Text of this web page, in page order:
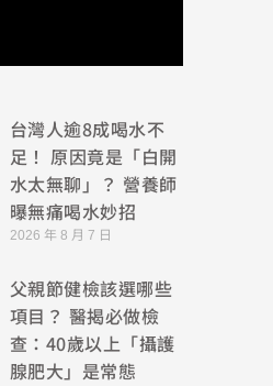
台灣人逾8成喝水不
足！ 原因竟是「白開
水太無聊」？ 營養師
曝無痛喝水妙招
2026 年 8 月 7 日
父親節健檢該選哪些
項目？ 醫揭必做檢
查：40歲以上「攝護
腺肥大」是常態